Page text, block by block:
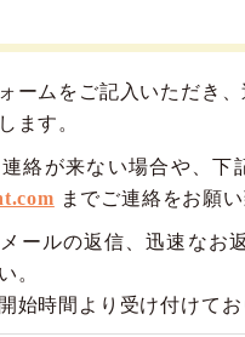
ームをご記入いただき
ます。
絡が来ない場合や、
までご連絡をお願い
ールの返信、迅速なお
。
始時間より受け付けてお